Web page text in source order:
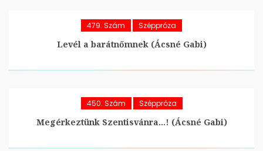
479. Szám Széppróza
Levél a barátnőmnek (Ácsné Gabi)
450. Szám Széppróza
Megérkeztünk Szentisvánra…! (Ácsné Gabi)